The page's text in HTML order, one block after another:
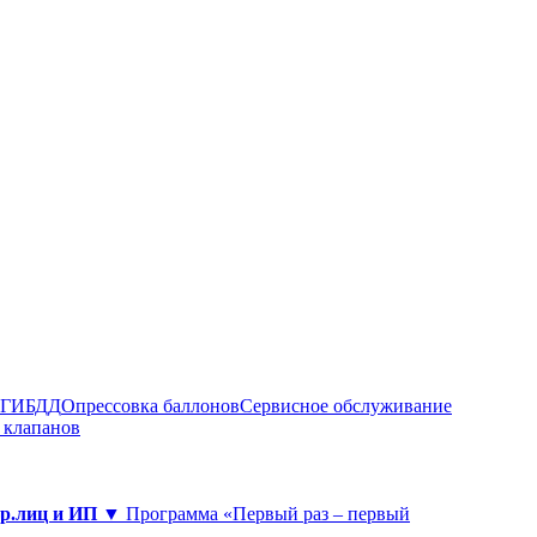
ГИБДДОпрессовка баллоновСервисное обслуживание
и ИП ▼ Программа «Первый раз – первый